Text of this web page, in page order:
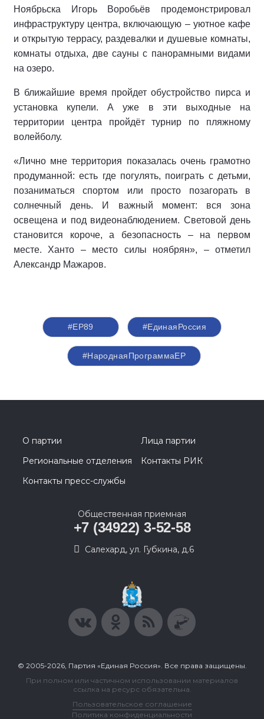
Ноябрьска Игорь Воробьёв продемонстрировал
инфраструктуру центра, включающую – уютное кафе
и открытую террасу, раздевалки и душевые комнаты,
комнаты отдыха, две сауны с панорамными видами
на озеро.
В ближайшие время пройдет обустройство пирса и
установка купели. А уже в эти выходные на
территории центра пройдёт турнир по пляжному
волейболу.
«Лично мне территория показалась очень грамотно
продуманной: есть где погулять, поиграть с детьми,
позаниматься спортом или просто позагорать в
солнечный день. И важный момент: вся зона
освещена и под видеонаблюдением. Световой день
становится короче, а безопасность – на первом
месте. Ханто – место силы ноябрян», – отметил
Александр Мажаров.
#ЕР89 #‎ЕдинаяРоссия
#НароднаяПрограммаЕР
О партии
Лица партии
Региональные отделения
Контакты РИК
Контакты пресс-службы
Общественная приемная
+7 (34922) 3-52-58
Салехард, ул. Губкина, д.6
© 2005-2026, Партия «Единая Россия». Все права защищены.
При полном или частичном использовании материалов
ссылка на ресурс обязательна.
Пользовательское соглашение
Политика конфиденциальности